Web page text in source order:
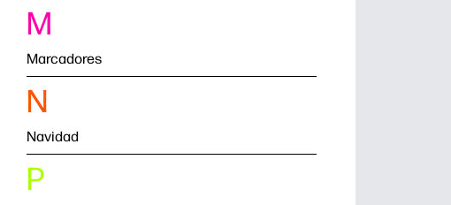
M
Marcadores
N
Navidad
P